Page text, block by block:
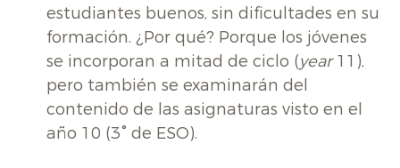
estudiantes buenos, sin dificultades en su
formación. ¿Por qué? Porque los jóvenes
se incorporan a mitad de ciclo (year11),
pero también se examinarán del
contenido de las asignaturas visto en el
año 10 (3° de ESO).